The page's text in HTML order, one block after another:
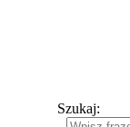
Szukaj: